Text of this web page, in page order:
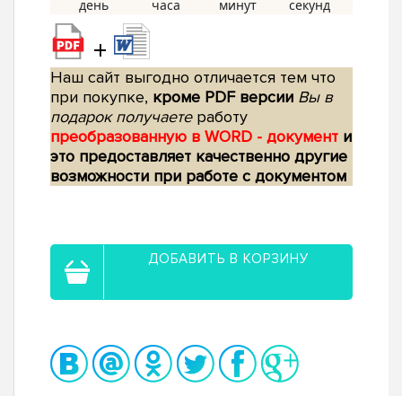
+
Наш сайт выгодно отличается тем что
при покупке, кроме PDF версии Вы в
подарок получаетеработу
преобразованную в WORD - документ и
это предоставляет качественно другие
возможности при работе с документом
ДОБАВИТЬ В КОРЗИНУ